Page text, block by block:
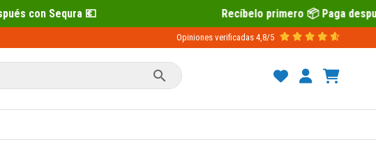
Recíbelo primero 📦 Paga después con Sequra 💶
Opiniones verificadas 4,8/5
